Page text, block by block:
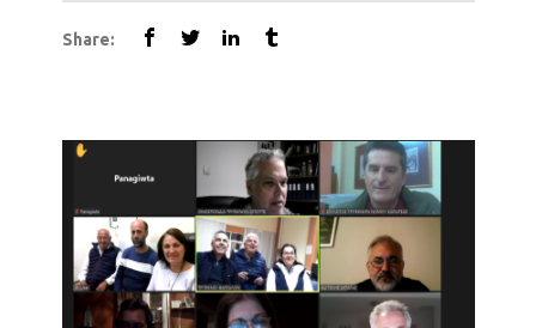
από όλες τις κατηγορίες όπως φρέσκα
Share: